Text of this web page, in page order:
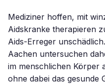
Mediziner hoffen, mit
Aidskranke therapieren
Aids-Erreger
Aachen untersuchen
im menschlichen Körper
ohne dabei das gesunde